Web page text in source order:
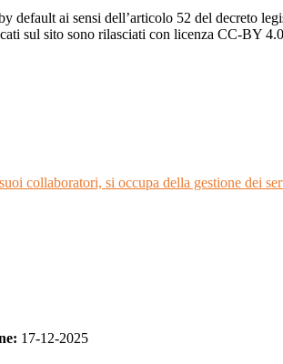
default ai sensi dell’articolo 52 del decreto
sul sito sono rilasciati con licenza CC-BY
collaboratori, si occupa della gestione dei
17-12-2025